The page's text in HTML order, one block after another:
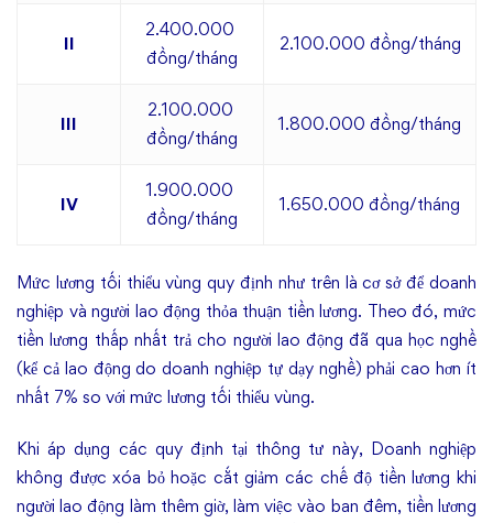
II
2.400.000
đồng/tháng
2.100.000 đồng/tháng
III
2.100.000
đồng/tháng
1.800.000 đồng/tháng
IV
1.900.000
đồng/tháng
1.650.000 đồng/tháng
Mức lương tối thiểu vùng quy định như trên là cơ sở để doanh
nghiệp và người lao động thỏa thuận tiền lương. Theo đó, mức
tiền lương thấp nhất trả cho người lao động đã qua học nghề
(kể cả lao động do doanh nghiệp tự dạy nghề) phải cao hơn ít
nhất 7% so với mức lương tối thiểu vùng.
Khi áp dụng các quy định tại thông tư này, Doanh nghiệp
không được xóa bỏ hoặc cắt giảm các chế độ tiền lương khi
người lao động làm thêm giờ, làm việc vào ban đêm, tiền lương